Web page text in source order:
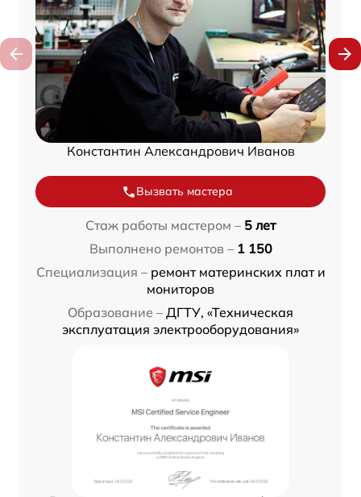
Константин Александрович Иванов
Вызвать мастера
Стаж работы мастером – 5 лет
Выполнено ремонтов – 1 150
Специализация – ремонт материнских плат и
мониторов
Образование – ДГТУ, «Техническая
эксплуатация электрооборудования»